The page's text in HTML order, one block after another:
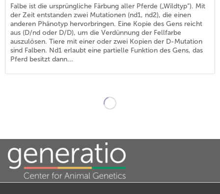
Falbe ist die ursprüngliche Färbung aller Pferde („Wildtyp“). Mit
der Zeit entstanden zwei Mutationen (nd1, nd2), die einen
anderen Phänotyp hervorbringen. Eine Kopie des Gens reicht
aus (D/nd oder D/D), um die Verdünnung der Fellfarbe
auszulösen. Tiere mit einer oder zwei Kopien der D-Mutation
sind Falben. Nd1 erlaubt eine partielle Funktion des Gens, das
Pferd besitzt dann...